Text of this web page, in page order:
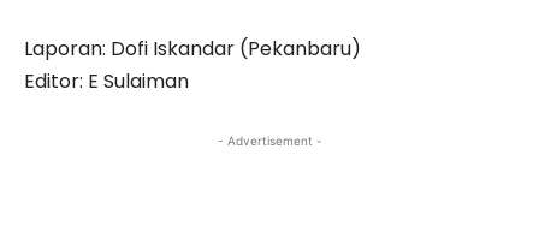
Laporan: Dofi Iskandar (Pekanbaru)
Editor: E Sulaiman
- Advertisement -